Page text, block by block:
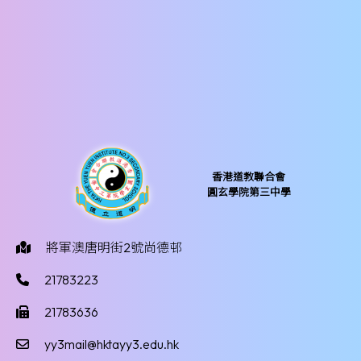
香港道教聯合會
圓玄學院第三中學
將軍澳唐明街2號尚德邨
21783223
21783636
yy3mail@hktayy3.edu.hk